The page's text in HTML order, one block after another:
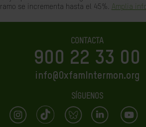
se incrementa hasta el 45%. Amplia
CONTACTA
900 22 33 00
info@OxfamIntermon.org
SÍGUENOS